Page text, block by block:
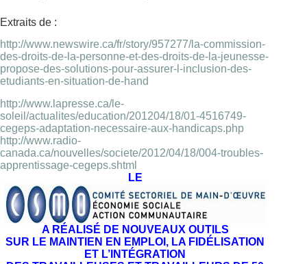
Extraits de :
http://www.newswire.ca/fr/story/957277/la-commission-
des-droits-de-la-personne-et-des-droits-de-la-jeunesse-
propose-des-solutions-pour-assurer-l-inclusion-des-
etudiants-en-situation-de-hand
http://www.lapresse.ca/le-
soleil/actualites/education/201204/18/01-4516749-
cegeps-adaptation-necessaire-aux-handicaps.php
http://www.radio-
canada.ca/nouvelles/societe/2012/04/18/004-troubles-
apprentissage-cegeps.shtml
LE
A RÉALISÉ DE NOUVEAUX OUTILS
SUR LE MAINTIEN EN EMPLOI, LA FIDÉLISATION
ET L’INTÉGRATION